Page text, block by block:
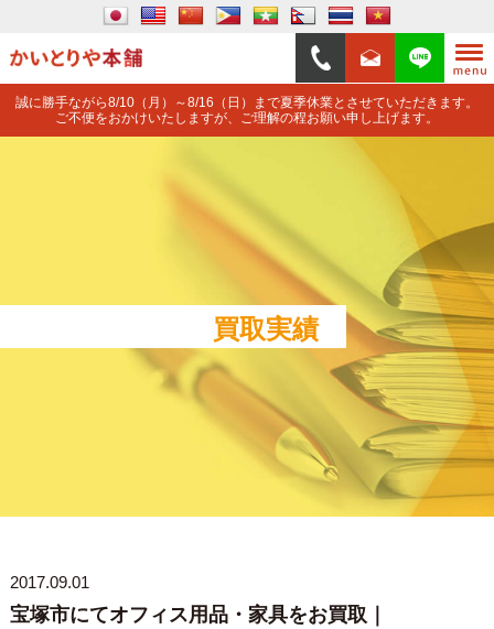
誠に勝手ながら8/10（月）～8/16（日）まで夏季休業とさせていただきます。
ご不便をおかけいたしますが、ご理解の程お願い申し上げます。
買取実績
2017.09.01
宝塚市にてオフィス用品・家具をお買取｜